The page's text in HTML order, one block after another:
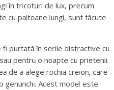
în tricoturi de lux, precum
cu paltoane lungi, sunt făcute
fi purtată în serile distractive cu
pentru o noapte cu prietenii.
de a alege rochia creion, care
genunchi. Acest model este